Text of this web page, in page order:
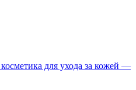
для ухода за кожей —